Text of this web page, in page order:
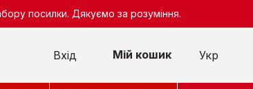
посилки. Дякуємо за розуміння.
Вхід Мій кошик Укр